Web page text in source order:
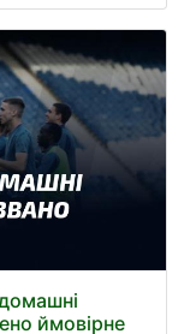
ймовірне